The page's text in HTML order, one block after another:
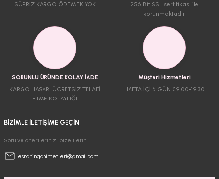
SÜPRİZ KARGO ÖDEMEK YOK
256 Bit SSL sertifikası ile
korunmaktadır
SORUNLU ÜRÜNDE KOLAY İADE
KARGO HASARI ÜCRETSİZ TELAFİ
ETME KOLAYLIĞI
Müşteri Hizmetleri
HAFTA İÇİ 6 GÜN 09.00-19.30
BİZİMLE İLETİŞİME GEÇİN
Soru ve önerilerinizi bize iletin.
esraninganimetleri@gmail.com